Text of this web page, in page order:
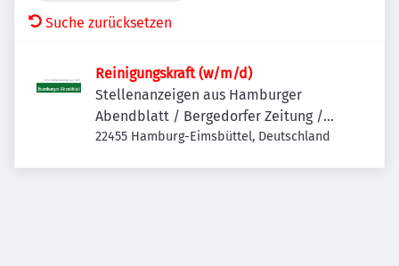
Suche zurücksetzen
Reinigungskraft (w/m/d)
Stellenanzeigen aus Hamburger
Abendblatt / Bergedorfer Zeitung /
Hamburger Wochenblatt / Niendorfer
22455 Hamburg-Eimsbüttel, Deutschland